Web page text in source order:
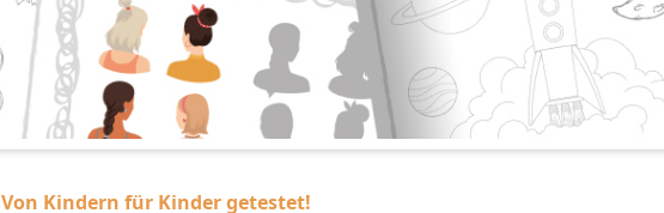
Von Kindern für Kinder getestet!